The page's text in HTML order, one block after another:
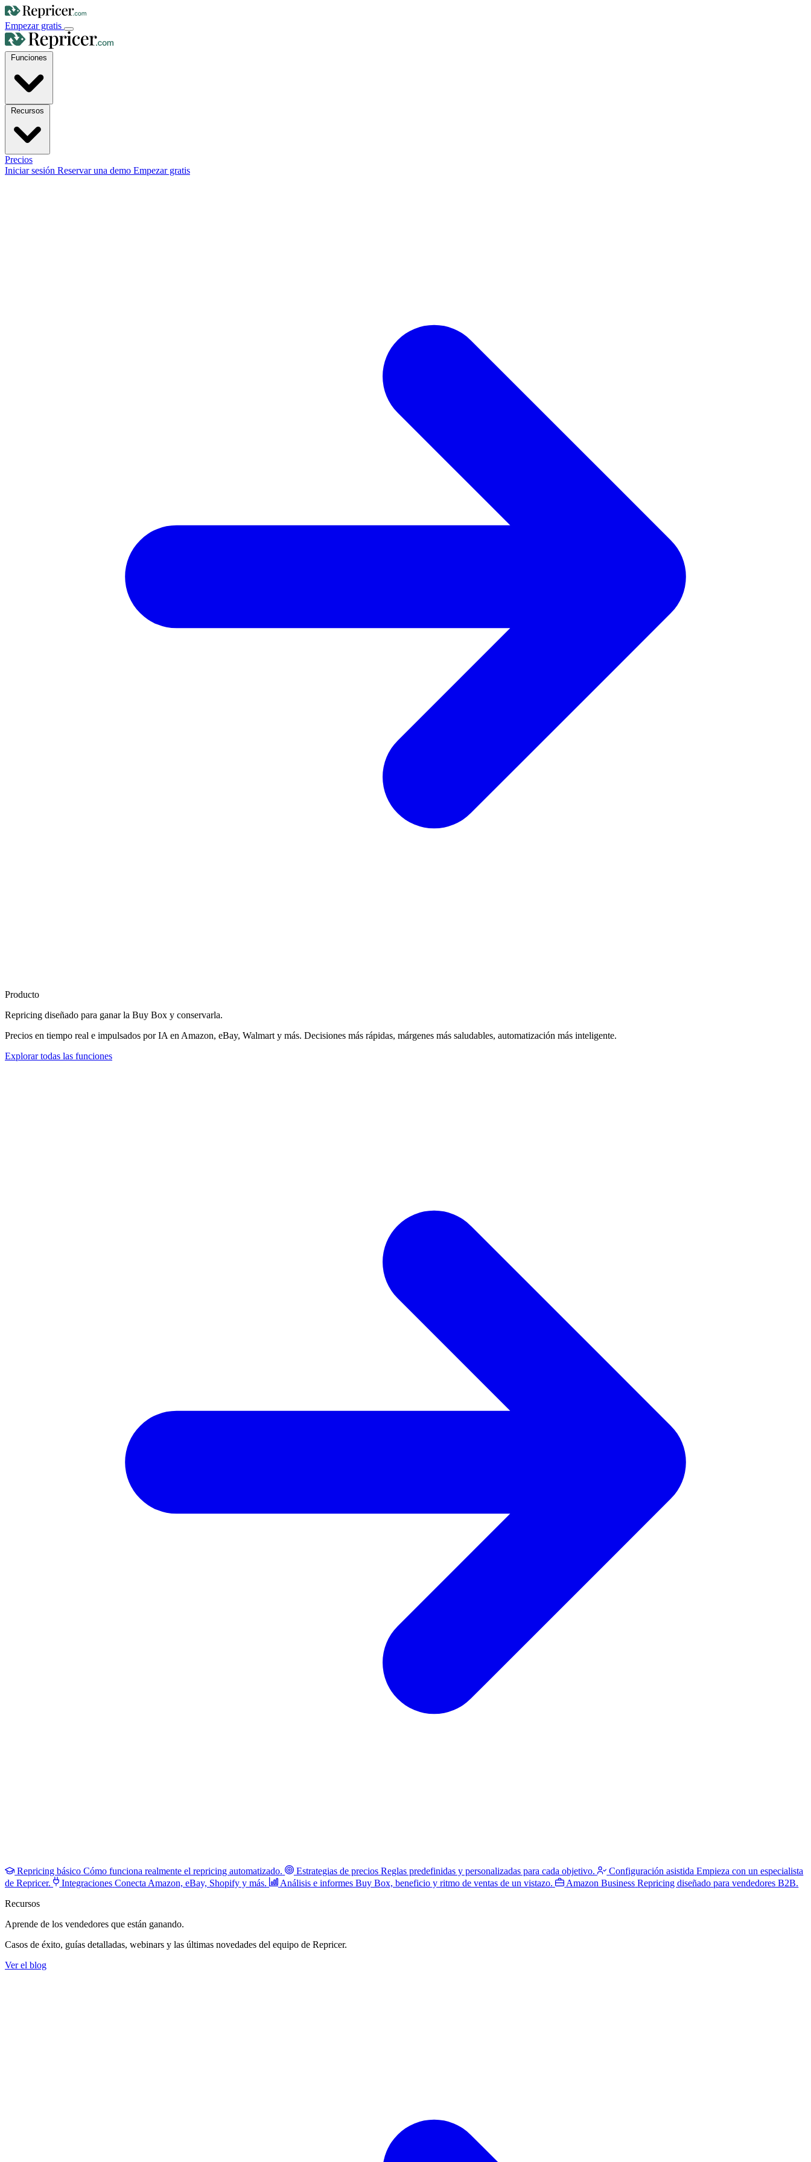
Empezar gratis
Precios
Iniciar sesión Reservar una demo Empezar gratis
Producto
Repricing diseñado para ganar la Buy Box y conservarla.
Precios en tiempo real e impulsados por IA en Amazon, eBay, Walmart y más. Decisiones más rápidas, márgenes más saludables, automatización más inteligente.
Explorar todas las funciones
Repricing básico Cómo funciona realmente el repricing automatizado. Estrategias de precios Reglas predefinidas y personalizadas para cada objetivo. Configuración asistida Empieza con un especialista
de Repricer.
Integraciones Conecta Amazon, eBay, Shopify y más. Análisis e informes Buy Box, beneficio y ritmo de ventas de un vistazo. Amazon Business Repricing diseñado para vendedores B2B.
Recursos
Aprende de los vendedores que están ganando.
Casos de éxito, guías detalladas, webinars y las últimas novedades del equipo de Repricer.
Ver el blog